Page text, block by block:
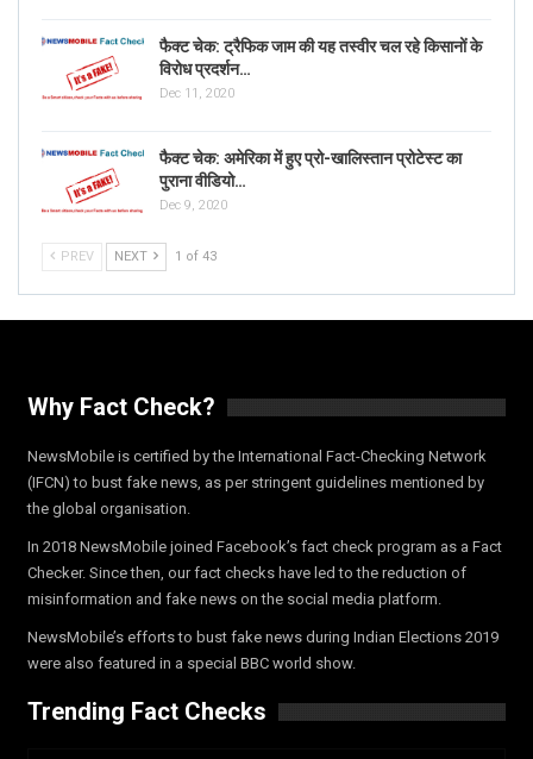
फैक्ट चेक: ट्रैफिक जाम की यह तस्वीर चल रहे किसानों के
विरोध प्रदर्शन…
Dec 11, 2020
फैक्ट चेक: अमेरिका में हुए प्रो-खालिस्तान प्रोटेस्ट का
पुराना वीडियो…
Dec 9, 2020
PREV NEXT 1 of 43
Why Fact Check?
NewsMobile is certified by the International Fact-Checking Network
(IFCN) to bust fake news, as per stringent guidelines mentioned by
the global organisation.
In 2018 NewsMobile joined Facebook’s fact check program as a Fact
Checker. Since then, our fact checks have led to the reduction of
misinformation and fake news on the social media platform.
NewsMobile’s efforts to bust fake news during Indian Elections 2019
were also featured in a special BBC world show.
Trending Fact Checks